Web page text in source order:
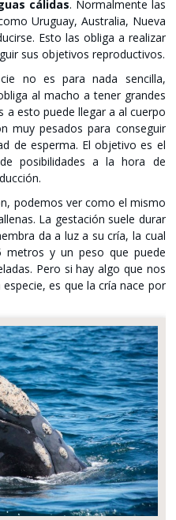
cálidas. Normalmente las
Uruguay, Australia, Nueva
Esto las obliga a realizar
sus objetivos reproductivos.
no es para nada sencilla,
al macho a tener grandes
a esto puede llegar a al cuerpo
muy pesados para conseguir
de esperma. El objetivo es el
posibilidades a la hora de
podemos ver como el mismo
La gestación suele durar
da a luz a su cría, la cual
metros y un peso que puede
Pero si hay algo que nos
es que la cría nace por